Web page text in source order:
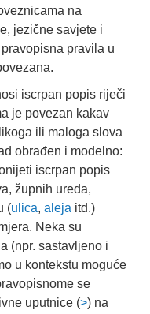
na
jezične savjete i
pravila u
iscrpan popis riječi
je povezan kakav
ili maloga slova
obrađen i modelno:
iscrpan popis
župnih ureda,
(ulica, aleja itd.)
Neka su
(npr. sastavljeno i
u kontekstu moguće
se
uputnice (>) na